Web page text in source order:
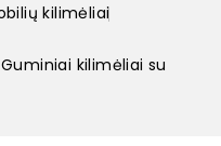
kilimėliai
kilimėliai su